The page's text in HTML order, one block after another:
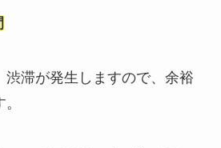
渋滞が発生しますので、余裕